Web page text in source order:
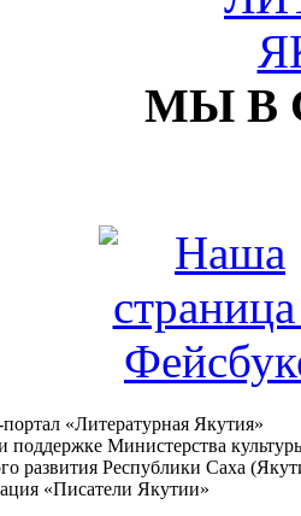
МЫ В
«Литературная Якутия»
поддержке Министерства
развития Республики Саха
«Писатели Якутии»